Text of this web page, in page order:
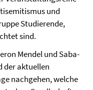
und
Studierende,
sind.
Mendel und Saba-
der aktuellen
nachgehen, welche